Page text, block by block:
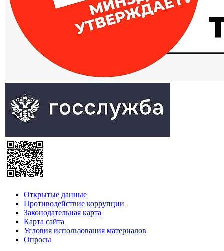
Открытые данные
Противодействие коррупции
Законодательная карта
Карта сайта
Условия использования материалов
Опросы